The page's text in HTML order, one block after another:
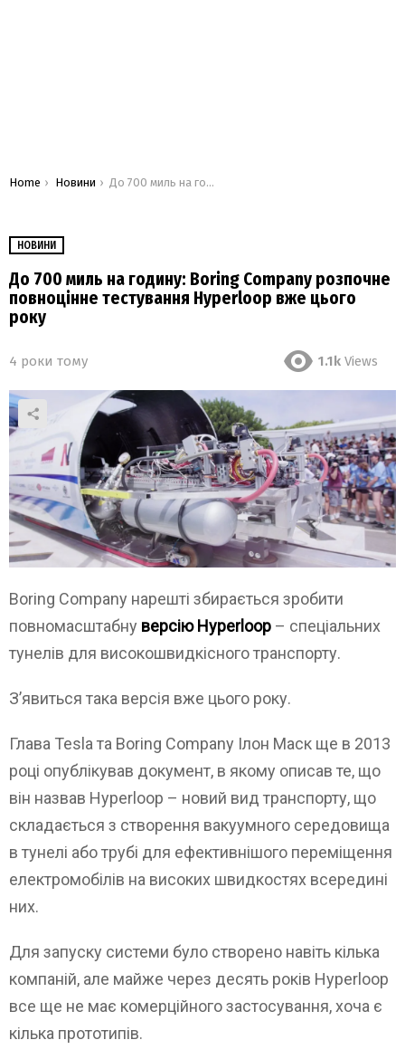
You are here:
Home Новини До 700 миль на годину: Boring Company розпочне повноцінне тестування Hyperloop вже цього року
НОВИНИ
До 700 миль на годину: Boring Company розпочне
повноцінне тестування Hyperloop вже цього
року
4 роки тому 1.1k Views
Boring Company нарешті збирається зробити
повномасштабну версію Hyperloop – спеціальних
тунелів для високошвидкісного транспорту.
З’явиться така версія вже цього року.
Глава Tesla та Boring Company Ілон Маск ще в 2013
році опублікував документ, в якому описав те, що
він назвав Hyperloop – новий вид транспорту, що
складається з створення вакуумного середовища
в тунелі або трубі для ефективнішого переміщення
електромобілів на високих швидкостях всередині
них.
Для запуску системи було створено навіть кілька
компаній, але майже через десять років Hyperloop
все ще не має комерційного застосування, хоча є
кілька прототипів.